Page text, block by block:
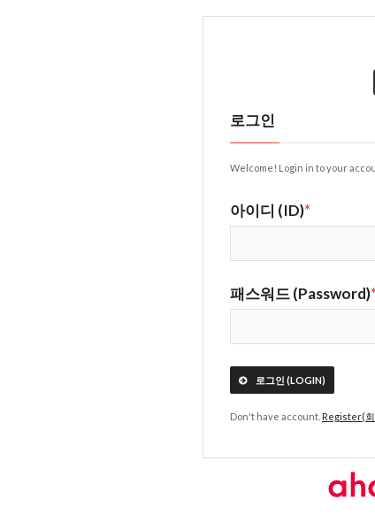
로그인
Welcome! Login in to your
아이디 (ID)*
패스워드 (Password)*
로그인 (LOGIN)
Don't have account. Register(